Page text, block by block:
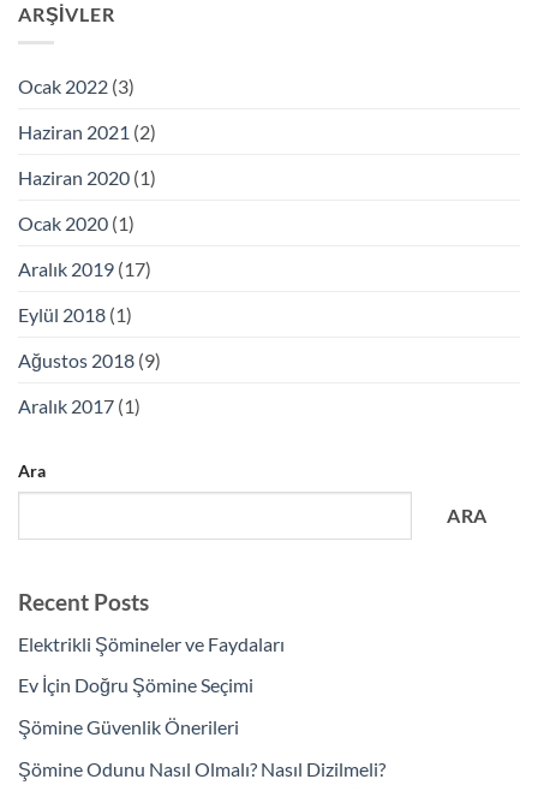
ARŞIVLER
Ocak 2022 (3)
Haziran 2021 (2)
Haziran 2020 (1)
Ocak 2020 (1)
Aralık 2019 (17)
Eylül 2018 (1)
Ağustos 2018 (9)
Aralık 2017 (1)
Ara
ARA
Recent Posts
Elektrikli Şömineler ve Faydaları
Ev İçin Doğru Şömine Seçimi
Şömine Güvenlik Önerileri
Şömine Odunu Nasıl Olmalı? Nasıl Dizilmeli?